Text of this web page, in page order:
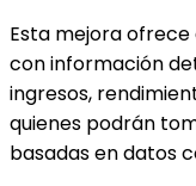
Esta mejora ofrece
con información
ingresos,
quienes podrán
basadas en datos